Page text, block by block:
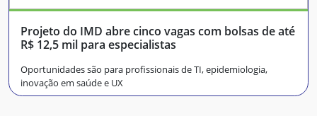
Projeto do IMD abre cinco vagas com bolsas de até
R$ 12,5 mil para especialistas
Oportunidades são para profissionais de TI, epidemiologia,
inovação em saúde e UX